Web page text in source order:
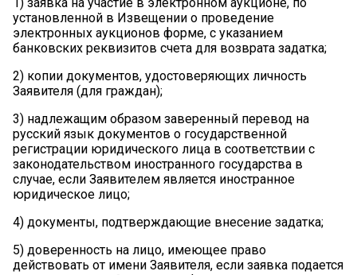
1) заявка на участие в электронном аукционе, по
установленной в Извещении о проведение
электронных аукционов форме, с указанием
банковских реквизитов счета для возврата задатка;
2) копии документов, удостоверяющих личность
Заявителя (для граждан);
3) надлежащим образом заверенный перевод на
русский язык документов о государственной
регистрации юридического лица в соответствии с
законодательством иностранного государства в
случае, если Заявителем является иностранное
юридическое лицо;
4) документы, подтверждающие внесение задатка;
5) доверенность на лицо, имеющее право
действовать от имени Заявителя, если заявка подается